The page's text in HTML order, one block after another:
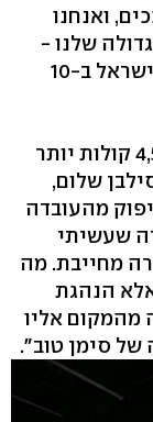
ואנחנו
שלנו -
להחזיר תקווה, ביטחון וגאווה למדינת ישראל ב-10
המנצח הגדול, גדעון סער - שקיבל 4,500 קולות יותר
יותר מסילבן שלום,
מהעובדה
שעשיתי
מחייבת. מה
הנהגת
מהמקום אליו
של סימן טוב".